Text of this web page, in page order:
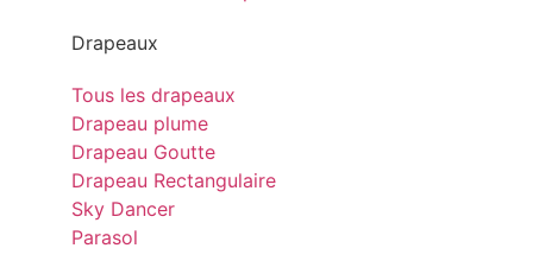
Drapeaux
Tous les drapeaux
Drapeau plume
Drapeau Goutte
Drapeau Rectangulaire
Sky Dancer
Parasol